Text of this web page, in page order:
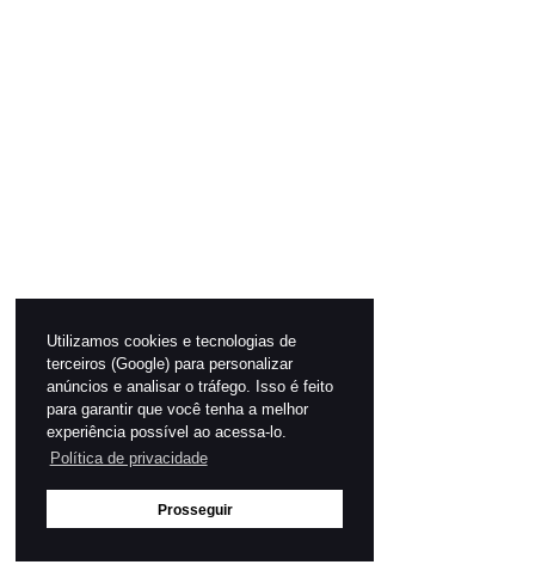
Utilizamos cookies e tecnologias de
terceiros (Google) para personalizar
anúncios e analisar o tráfego. Isso é feito
para garantir que você tenha a melhor
experiência possível ao acessa-lo.
Política de privacidade
Prosseguir